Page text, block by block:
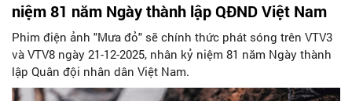
niệm 81 năm Ngày thành lập QĐND Việt Nam
Phim điện ảnh "Mưa đỏ" sẽ chính thức phát sóng trên VTV3
và VTV8 ngày 21-12-2025, nhân kỷ niệm 81 năm Ngày thành
lập Quân đội nhân dân Việt Nam.